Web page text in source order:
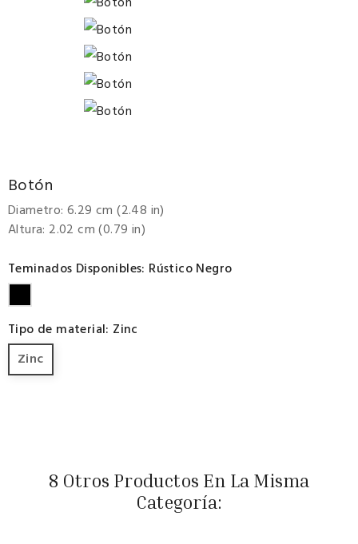
Botón
Diametro: 6.29 cm (2.48 in)
Altura: 2.02 cm (0.79 in)
Teminados Disponibles: Rústico Negro
Negro
Tipo de material: Zinc
Zinc
8 Otros Productos En La Misma
Categoría: